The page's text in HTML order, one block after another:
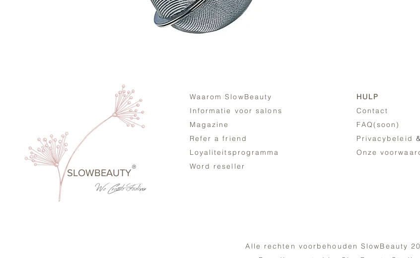
SLOWBEAUTY
We CreateFeeling
®
Waarom SlowBeauty
Informatie voor salons
Magazine
Refer a friend
Loyaliteitsprogramma
Word reseller
HULP
Contact
FAQ(soon)
Privacybeleid
Onze
Alle rechten voorbehouden SlowBeauty